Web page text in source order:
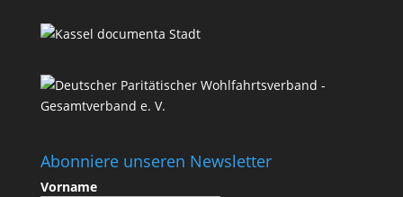
Abonniere unseren Newsletter
Vorname